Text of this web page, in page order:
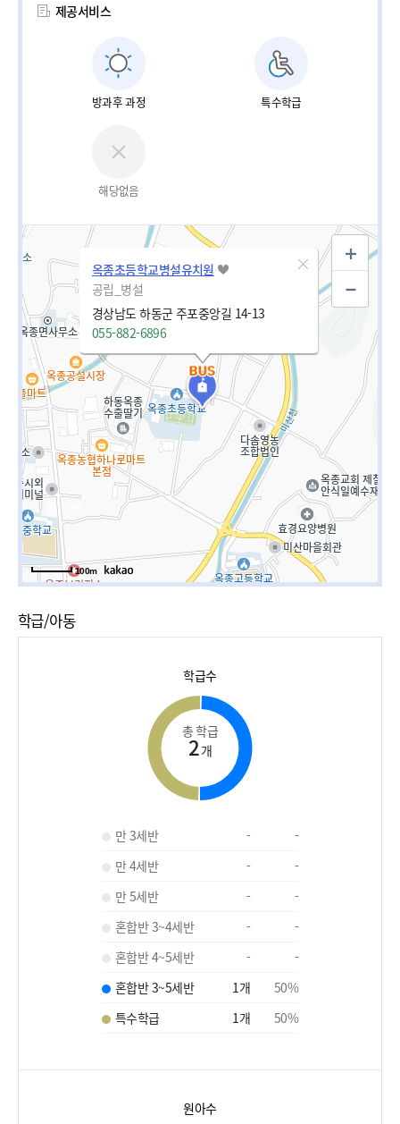
제공서비스
방과후 과정 특수학급
해당없음
옥종초등학교병설유치원
공립_병설
경상남도 하동군 주포중앙길 14-13
055-882-6896
100m
학급/아동
학급수
총 학급
2개
만 3세반 -
-
만 4세반
-
-
만 5세반
-
-
혼합반 3~4세반
-
-
혼합반 4~5세반
-
-
혼합반 3~5세반
1개 50%
특수학급
1개 50%
원아수